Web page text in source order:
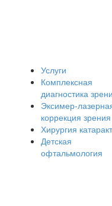
Услуги
Комплексная
диагностика
Эксимер-
коррекция зрения
Хирургия
Детская
офтальмология